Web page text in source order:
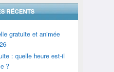
RÉCENTS
gratuite et animée
: quelle heure est-il
?